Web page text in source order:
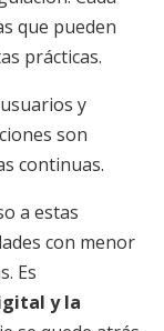
que pueden
prácticas.
y
son
continuas.
a estas
con menor
Es
y la